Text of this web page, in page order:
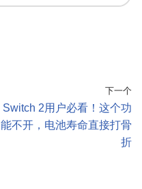
下一个
Switch 2用户必看！这个功
能不开，电池寿命直接打骨
折